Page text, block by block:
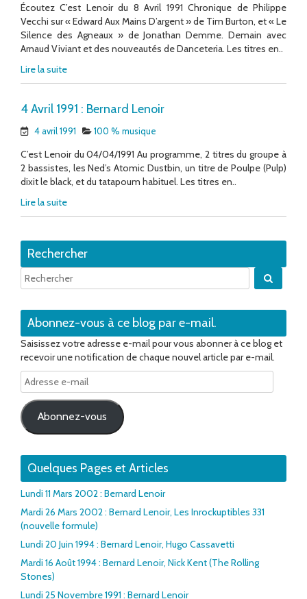
Écoutez C’est Lenoir du 8 Avril 1991 Chronique de Philippe
Vecchi sur « Edward Aux Mains D’argent » de Tim Burton, et « Le
Silence des Agneaux » de Jonathan Demme. Demain avec
Arnaud Viviant et des nouveautés de Danceteria. Les titres en..
Lire la suite
4 Avril 1991 : Bernard Lenoir
4 avril 1991 100 % musique
C’est Lenoir du 04/04/1991 Au programme, 2 titres du groupe à
2 bassistes, les Ned’s Atomic Dustbin, un titre de Poulpe (Pulp)
dixit le black, et du tatapoum habituel. Les titres en..
Lire la suite
Rechercher
Abonnez-vous à ce blog par e-mail.
Saisissez votre adresse e-mail pour vous abonner à ce blog et
recevoir une notification de chaque nouvel article par e-mail.
Adresse
e-
mail
Abonnez-vous
Quelques Pages et Articles
Lundi 11 Mars 2002 : Bernard Lenoir
Mardi 26 Mars 2002 : Bernard Lenoir, Les Inrockuptibles 331
(nouvelle formule)
Lundi 20 Juin 1994 : Bernard Lenoir, Hugo Cassavetti
Mardi 16 Août 1994 : Bernard Lenoir, Nick Kent (The Rolling
Stones)
Lundi 25 Novembre 1991 : Bernard Lenoir